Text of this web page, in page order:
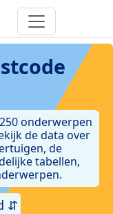
onderwerpen
de data over
de
tabellen,
⇵